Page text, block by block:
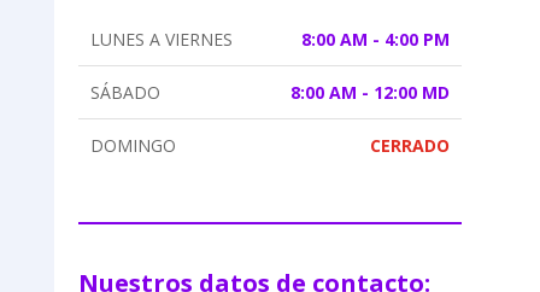
LUNES A VIERNES 8:00 AM - 4:00 PM
SÁBADO 8:00 AM - 12:00 MD
DOMINGO CERRADO
Nuestros datos de contacto: